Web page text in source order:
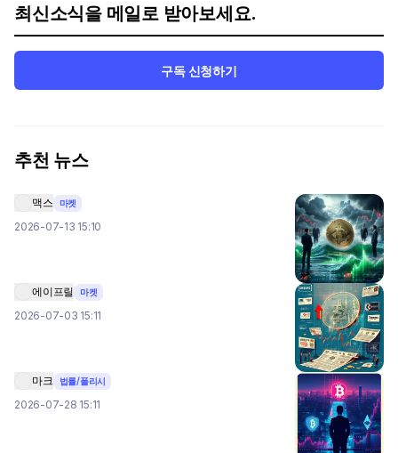
최신소식을 메일로 받아보세요.
구독 신청하기
추천 뉴스
맥스 마켓
2026-07-13 15:10
에이프릴 마켓
2026-07-03 15:11
마크 법률/폴리시
2026-07-28 15:11